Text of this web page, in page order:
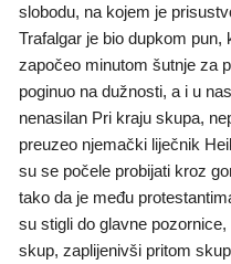
slobodu, na kojem je
Trafalgar je bio dupkom
započeo minutom šutnje za
poginuo na dužnosti, a i u
nenasilan Pri kraju skupa,
preuzeo njemački liječnik
su se počele probijati kroz
tako da je među
su stigli do glavne
skup, zaplijenivši pritom